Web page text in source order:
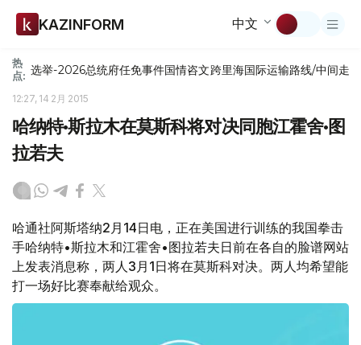
KAZINFORM 中文
热
点: 选举-2026总统府任免事件国情咨文跨里海国际运输路线/中间走廊
12:27, 14 2月 2015
哈纳特•斯拉木在莫斯科将对决同胞江霍舍•图
拉若夫
哈通社阿斯塔纳2月14日电，正在美国进行训练的我国拳击
手哈纳特•斯拉木和江霍舍•图拉若夫日前在各自的脸谱网站
上发表消息称，两人3月1日将在莫斯科对决。两人均希望能
打一场好比赛奉献给观众。